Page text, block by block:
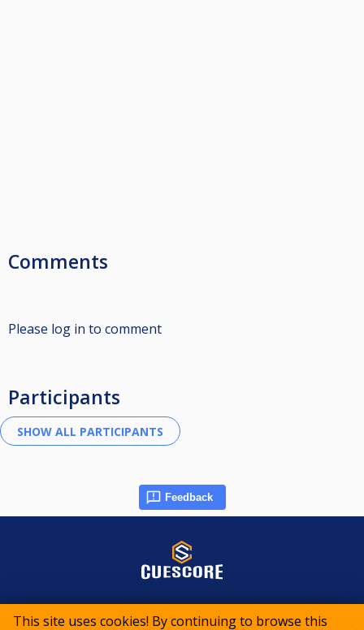
This site uses cookies! By continuing to browse this
Comments
Please log in to comment
Participants
Feedback
© 2015-2026 CueScore International